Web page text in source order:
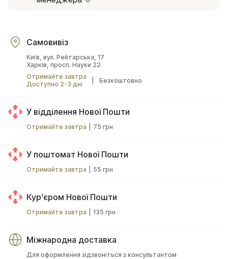
Самовивіз
Київ, вул. Рейтарська, 17
Харків, просп. Науки 22
Отримайте завтра
Доступно 2-3 дні
Безкоштовно
У відділення Нової Пошти
Отримайте завтра 75 грн
У поштомат Нової Пошти
Отримайте завтра 55 грн
Курʼєром Нової Пошти
Отримайте завтра 135 грн
Міжнародна доставка
Для оформлення зідзвоніться з консультантом